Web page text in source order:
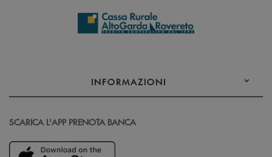
INFORMAZIONI
SCARICA L'APP PRENOTA BANCA